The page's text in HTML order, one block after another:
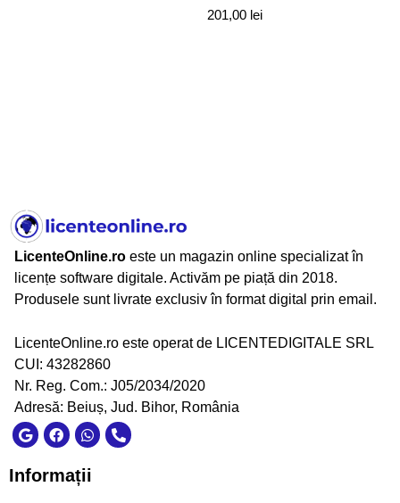
201,00 lei
LicenteOnline.ro este un magazin online specializat în
licențe software digitale. Activăm pe piață din 2018.
Produsele sunt livrate exclusiv în format digital prin email.
LicenteOnline.ro este operat de LICENTEDIGITALE SRL
CUI: 43282860
Nr. Reg. Com.: J05/2034/2020
Adresă: Beiuș, Jud. Bihor, România
Informații